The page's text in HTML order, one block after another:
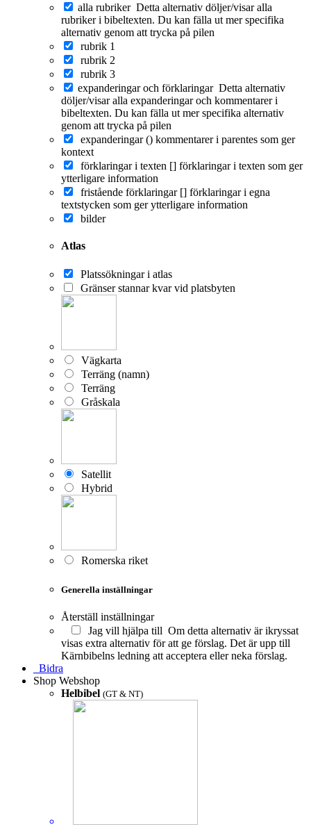
alla rubriker Detta alternativ döljer/visar alla
rubriker i bibeltexten. Du kan fälla ut mer specifika
alternativ genom att trycka på pilen
rubrik 1
rubrik 2
rubrik 3
expanderingar och förklaringar Detta alternativ
döljer/visar alla expanderingar och kommentarer i
bibeltexten. Du kan fälla ut mer specifika alternativ
genom att trycka på pilen
expanderingar () kommentarer i parentes som ger
kontext
förklaringar i texten [] förklaringar i texten som ger
ytterligare information
fristående förklaringar [] förklaringar i egna
textstycken som ger ytterligare information
bilder
Atlas
Platssökningar i atlas
Gränser stannar kvar vid platsbyten
Vägkarta
Terräng (namn)
Terräng
Gråskala
Satellit
Hybrid
Romerska riket
Generella inställningar
Återställ inställningar
Jag vill hjälpa till Om detta alternativ är ikryssat
visas extra alternativ för att ge förslag. Det är upp till
Kärnbibelns ledning att acceptera eller neka förslag.
Bidra
Shop Webshop
Helbibel (GT & NT)